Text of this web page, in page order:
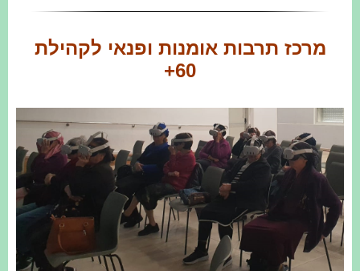
מרכז תרבות אומנות ופנאי לקהילת
60+